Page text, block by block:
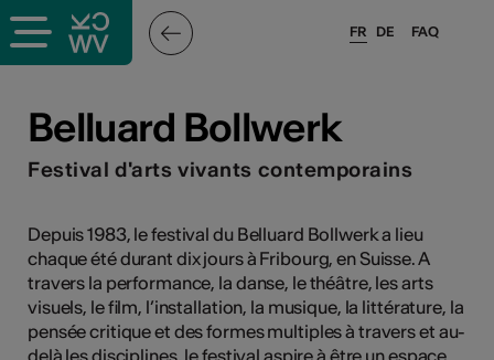
FAQ
FR DE
Belluard Bollwerk
Festival d'arts vivants contemporains
Depuis 1983, le festival du Belluard Bollwerk a lieu
chaque été durant dix jours à Fribourg, en Suisse. A
travers la performance, la danse, le théâtre, les arts
visuels, le film, l’installation, la musique, la littérature, la
pensée critique et des formes multiples à travers et au-
delà les disciplines, le festival aspire à être un espace